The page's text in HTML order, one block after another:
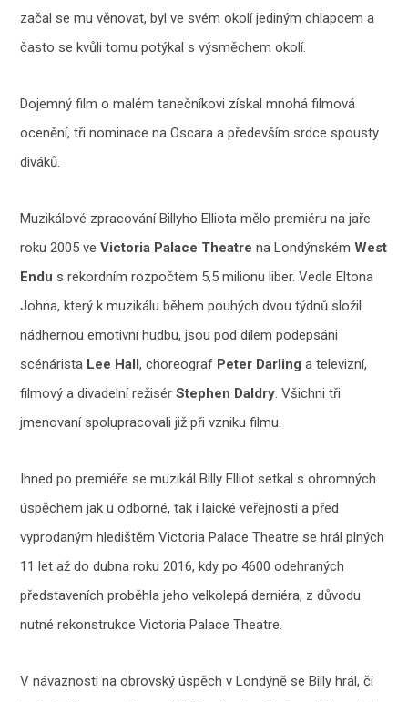
začal se mu věnovat, byl ve svém okolí jediným chlapcem a
často se kvůli tomu potýkal s výsměchem okolí.
Dojemný film o malém tanečníkovi získal mnohá filmová
ocenění, tři nominace na Oscara a především srdce spousty
diváků.
Muzikálové zpracování Billyho Elliota mělo premiéru na jaře
roku 2005 veVictoria Palace Theatre na LondýnskémWest
Endu s rekordním rozpočtem 5,5 milionu liber. Vedle Eltona
Johna, který k muzikálu během pouhých dvou týdnů složil
nádhernou emotivní hudbu, jsou pod dílem podepsáni
scénárista Lee Hall, choreograf Peter Darling a televizní,
filmový a divadelní režisérStephen Daldry. Všichni tři
jmenovaní spolupracovali již při vzniku filmu.
Ihned po premiéře se muzikál Billy Elliot setkal s ohromných
úspěchem jak u odborné, tak i laické veřejnosti a před
vyprodaným hledištěm Victoria Palace Theatre se hrál plných
11 let až do dubna roku 2016, kdy po 4600 odehraných
představeních proběhla jeho velkolepá derniéra, z důvodu
nutné rekonstrukce Victoria Palace Theatre.
V návaznosti na obrovský úspěch v Londýně se Billy hrál, či